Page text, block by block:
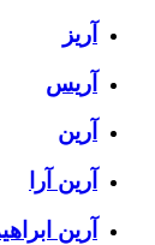
آریز
آریس
آرین
آرین آرا
آرین